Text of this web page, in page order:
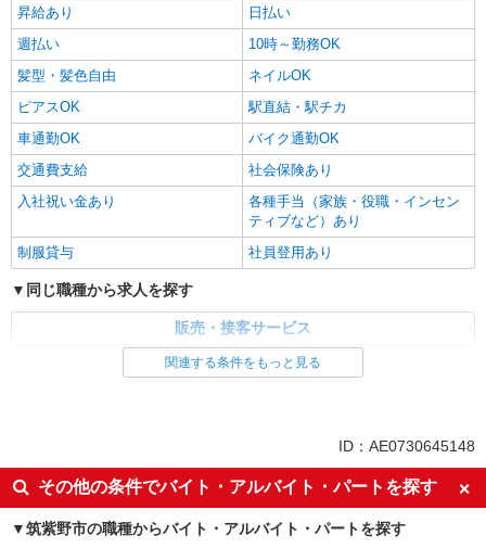
昇給あり
日払い
週払い
10時～勤務OK
髪型・髪色自由
ネイルOK
ピアスOK
駅直結・駅チカ
車通勤OK
バイク通勤OK
交通費支給
社会保険あり
入社祝い金あり
各種手当（家族・役職・インセン
ティブなど）あり
制服貸与
社員登用あり
同じ職種から求人を探す
販売・接客サービス
英語が活かせる
ボーナス・賞与あり
日払い
車通勤OK
交通費支給
社会保険あり
関連する条件をもっと見る
ID：AE0730645148
その他の条件でバイト・アルバイト・パートを探す
筑紫野市の職種からバイト・アルバイト・パートを探す